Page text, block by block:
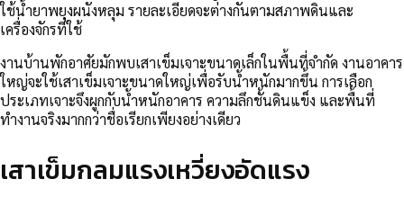
ใช้น้ำยาพยุงผนังหลุม รายละเอียดจะต่างกันตามสภาพดินและ
เครื่องจักรที่ใช้
งานบ้านพักอาศัยมักพบเสาเข็มเจาะขนาดเล็กในพื้นที่จำกัด งานอาคาร
ใหญ่จะใช้เสาเข็มเจาะขนาดใหญ่เพื่อรับน้ำหนักมากขึ้น การเลือก
ประเภทเจาะจึงผูกกับน้ำหนักอาคาร ความลึกชั้นดินแข็ง และพื้นที่
ทำงานจริงมากกว่าชื่อเรียกเพียงอย่างเดียว
เสาเข็มกลมแรงเหวี่ยงอัดแรง